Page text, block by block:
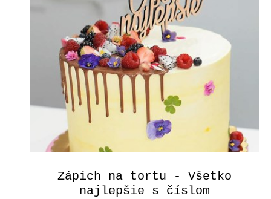
Zápich na tortu - Všetko
najlepšie s číslom